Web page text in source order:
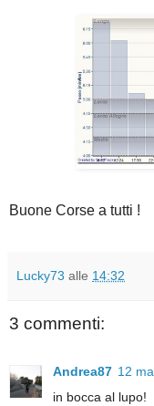
Buone Corse a tutti !
Lucky73 alle 14:32
3 commenti:
Andrea87 12
in bocca al lupo!